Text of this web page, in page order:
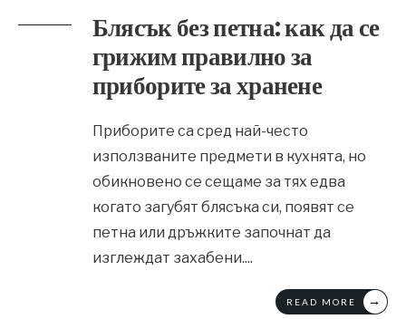
Блясък без петна: как да се
грижим правилно за
приборите за хранене
Приборите са сред най-често
използваните предмети в кухнята, но
обикновено се сещаме за тях едва
когато загубят блясъка си, появят се
петна или дръжките започнат да
изглеждат захабени....
READ MORE →